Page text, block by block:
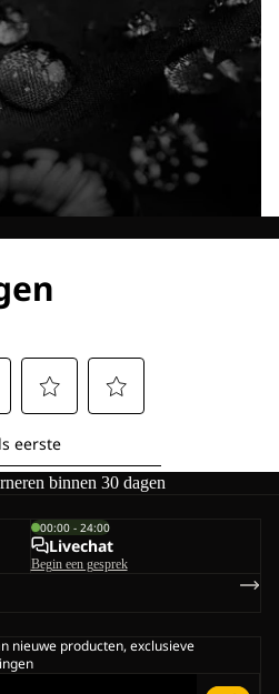
binnen 30 dagen
00:00 - 24:00
Livechat
Begin een gesprek
nieuwe producten, exclusieve